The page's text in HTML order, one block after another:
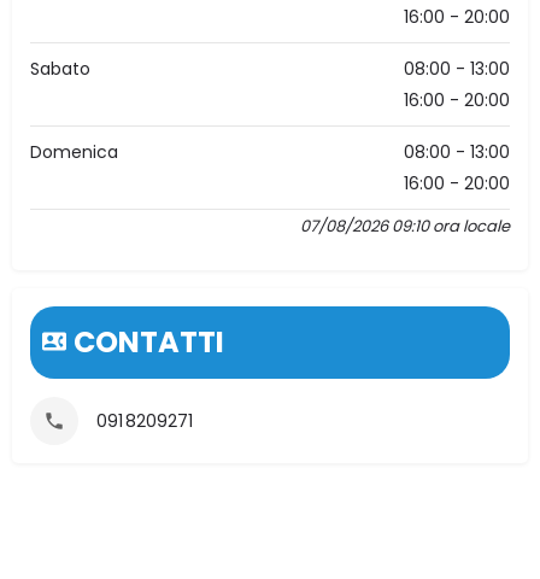
16:00 - 20:00
Sabato
08:00 - 13:00
16:00 - 20:00
Domenica
08:00 - 13:00
16:00 - 20:00
07/08/2026 09:10 ora locale
CONTATTI
091 8209271